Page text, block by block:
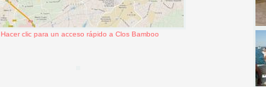
Hacer clic para un acceso rápido a Clos Bamboo